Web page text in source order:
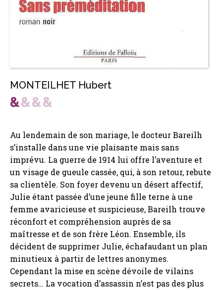
MONTEILHET Hubert
Au lendemain de son mariage, le docteur Bareilh
s’installe dans une vie plaisante mais sans
imprévu. La guerre de 1914 lui offre l’aventure et
un visage de gueule cassée, qui, à son retour, rebute
sa clientèle. Son foyer devenu un désert affectif,
Julie étant passée d’une jeune fille terne à une
femme avaricieuse et suspicieuse, Bareilh trouve
réconfort et compréhension auprès de sa
maîtresse et de son frère Léon. Ensemble, ils
décident de supprimer Julie, échafaudant un plan
minutieux à partir de lettres anonymes.
Cependant la mise en scène dévoile de vilains
secrets… La vocation d’assassin n’est pas des plus